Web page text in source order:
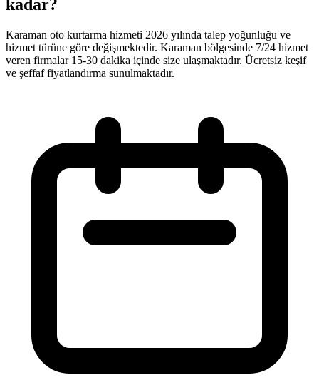
kadar?
Karaman oto kurtarma hizmeti 2026 yılında talep yoğunluğu ve
hizmet türüne göre değişmektedir. Karaman bölgesinde 7/24 hizmet
veren firmalar 15-30 dakika içinde size ulaşmaktadır. Ücretsiz keşif
ve şeffaf fiyatlandırma sunulmaktadır.